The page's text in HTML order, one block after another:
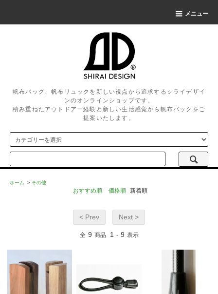
メニュー
帆布バッグ、帆布リュックを新しい視点から追求するシライデザイ
ンのオンラインショップです。
積み重ねたアウトドアー経験と新しい生活感覚から帆布バッグをご
提案いたします。
ホーム > その他
おすすめ順 価格順 新着順
< Prev Next >
全 9 商品 1 - 9 表示